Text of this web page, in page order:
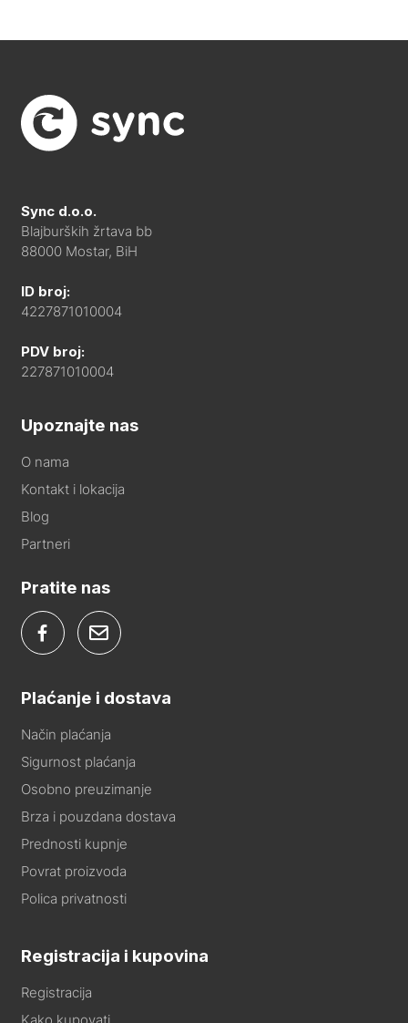
Sync d.o.o.
Blajburških žrtava bb
88000 Mostar, BiH
ID broj:
4227871010004
PDV broj:
227871010004
Upoznajte nas
O nama
Kontakt i lokacija
Blog
Partneri
Pratite nas
Plaćanje i dostava
Način plaćanja
Sigurnost plaćanja
Osobno preuzimanje
Brza i pouzdana dostava
Prednosti kupnje
Povrat proizvoda
Polica privatnosti
Registracija i kupovina
Registracija